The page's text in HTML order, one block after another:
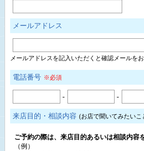
メールアドレス
メールアドレスを記入いただくと確認メールを
電話番号 ※必須
- -
来店目的・相談内容 (お店で聞いてみたいこ
ご予約の際は、来店目的あるいは相談内容
（例）